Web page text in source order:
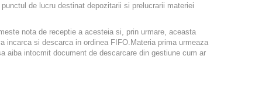
de lucru destinat depozitarii si prelucrarii materiei
nota de receptie a acesteia si, prin urmare, aceasta
si descarca in ordinea FIFO.Materia prima urmeaza
aiba intocmit document de descarcare din gestiune cum ar